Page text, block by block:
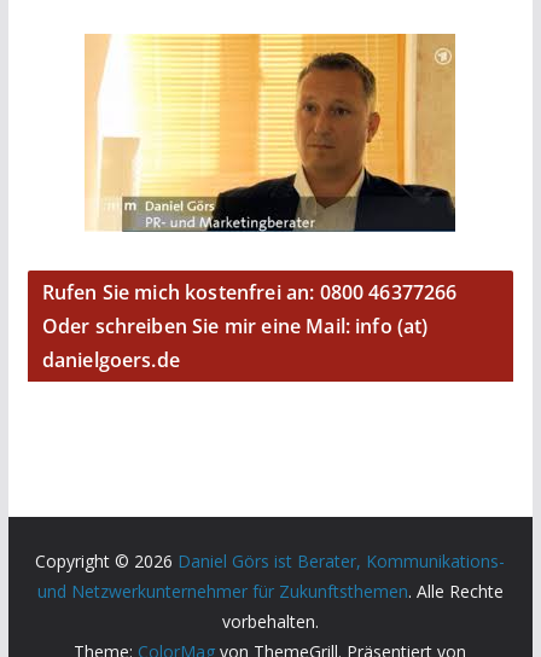
Rufen Sie mich kostenfrei an: 0800 46377266
Oder schreiben Sie mir eine Mail: info (at)
danielgoers.de
Copyright © 2026 Daniel Görs ist Berater, Kommunikations-
und Netzwerkunternehmer für Zukunftsthemen. Alle Rechte
vorbehalten.
Theme: ColorMag von ThemeGrill. Präsentiert von